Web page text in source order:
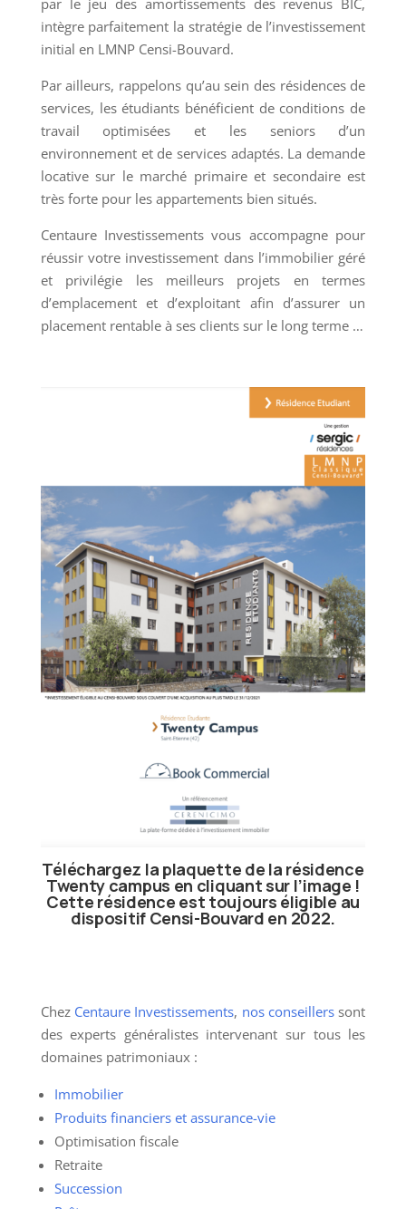
intègre parfaitement la stratégie de l’investissement
initial en LMNP Censi-Bouvard.
Par ailleurs, rappelons qu’au sein des résidences de
services, les étudiants bénéficient de conditions de
travail optimisées et les seniors d’un
environnement et de services adaptés. La demande
locative sur le marché primaire et secondaire est
très forte pour les appartements bien situés.
Centaure Investissements vous accompagne pour
réussir votre investissement dans l’immobilier géré
et privilégie les meilleurs projets en termes
d’emplacement et d’exploitant afin d’assurer un
placement rentable à ses clients sur le long terme …
Téléchargez la plaquette de la résidence
Twenty campus en cliquant sur l’image !
Cette résidence est toujours éligible au
dispositif Censi-Bouvard en 2022.
Chez Centaure Investissements, nos conseillerssont
des experts généralistes intervenant sur tous les
domaines patrimoniaux :
Immobilier
Produits financiers et assurance-vie
Optimisation fiscale
Retraite
Succession